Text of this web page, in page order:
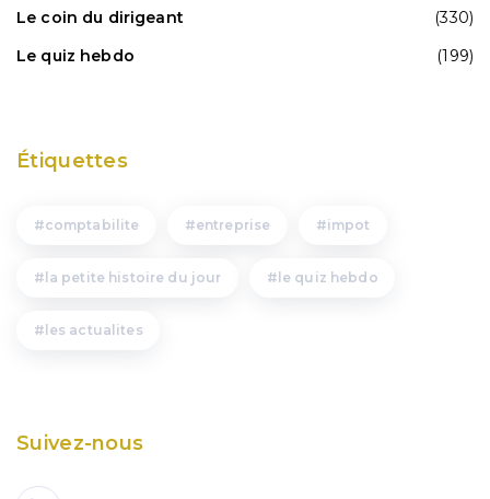
Le coin du dirigeant
(330)
Le quiz hebdo
(199)
Étiquettes
comptabilite entreprise impot
la petite histoire du jour le quiz hebdo
les actualites
Suivez-nous